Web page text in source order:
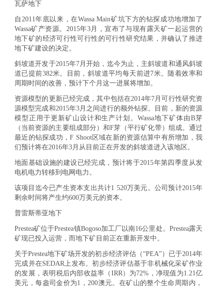
瓦萨地下
自2011年底以来，在Wassa Main矿坑下方的钻探成功地增加了
Wassa矿产资源。2015年3月，宣布了与现有露天矿一起运营的
地下矿的经济可行性可行性的可行性研究结果，并确认了推进
地下矿建设的决定。
斜坡道开发于2015年7月开始，迄今为止，主斜坡道和通风斜坡
道已提前382米。目前，斜坡道平均每天前进7米。随着效率和
周期时间的改善，预计下个月这一进展将增加。
资源模型的更新已经完成，其中包括在2014年7月可行性研究资
源模型完成和2015年3月之间进行的额外钻探。目前，新的资源
模型正用于更新矿山设计和生产计划。Wassa地下矿体由B芽
（当前资源的主要组成部分）和F芽（平行矿化带）组成。通过
最近的钻探成功，F Shoot区域在新的资源估算中有所增加，我
们预计将在2016年3月从目前正在开发的斜坡道进入该地区。
地面基础设施的建设已经完成，预计将于2015年第四季度从发
电机电力转移到电网电力。
该项目迄今已产生资本支出共计1 520万美元。公司预计2015年
剩余时间将产生约600万美元的资本。
普雷斯蒂亚地下
Prestea矿位于Prestea镇Bogoso加工厂以南16公里处。Prestea露天
矿现已投入运营，而地下矿目前正在重新开发中。
关于Prestea地下矿场开发的初步经济评估（“PEA”）已于2014年
完成并在SEDAR上发布。初步经济评估基于非机械化采矿作业
的发展，表明税后内部收益率（IRR）为72%，净现值为1.21亿
美元，每盎司金价为1，200澳元。在矿山的整个生命周期内，